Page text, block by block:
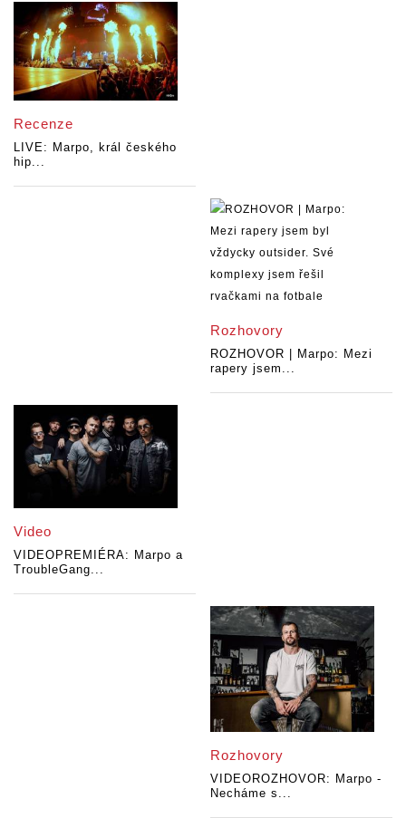
Recenze
LIVE: Marpo, král českého
hip...
Rozhovory
ROZHOVOR | Marpo: Mezi
rapery jsem...
Video
VIDEOPREMIÉRA: Marpo a
TroubleGang...
Rozhovory
VIDEOROZHOVOR: Marpo -
Necháme s...